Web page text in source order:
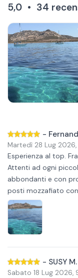
5,0 • 34
-
Martedì 28 Lug 2026,
Esperienza al top.
Attenti ad ogni
abbondanti e con
posti mozzafiato
- SUSY M.
Sabato 18 Lug 2026,